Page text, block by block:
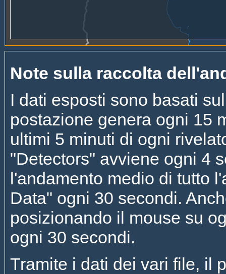
Note sulla raccolta
I dati esposti sono basati
postazione genera ogni 15
ultimi 5 minuti di ogni
"Detectors" avviene ogni 4
l'andamento medio di tutto
Data" ogni 30 secondi.
posizionando il mouse su
ogni 30 secondi.
Tramite i dati dei vari file, il